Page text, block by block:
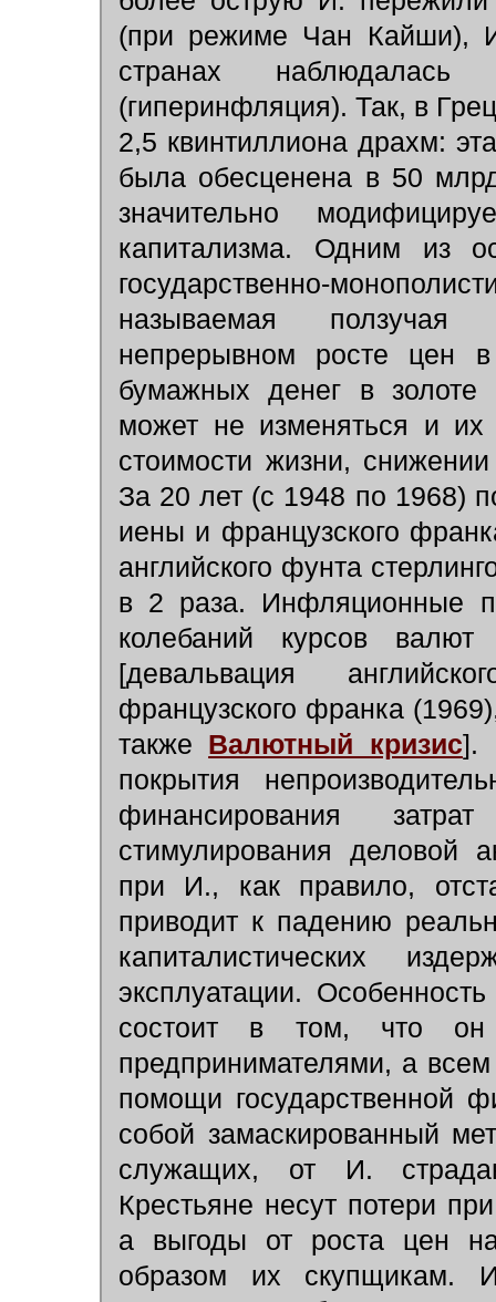
(при режиме Чан Кайши),
странах
(гиперинфляция). Так, в
2,5 квинтиллиона драхм:
была обесценена в 50
значительно
капитализма. Одним из
государственно-
называемая
непрерывном росте цен в
бумажных денег в
может не изменяться и их
стоимости жизни,
За 20 лет (с 1948 по 1968)
иены и французского
английского фунта
в 2 раза. Инфляционные
колебаний курсов валют
[девальвация
французского франка
также Валютный кризис].
покрытия
финансирования
стимулирования деловой
при И., как правило,
приводит к падению
капиталистических
эксплуатации.
состоит в том, что он
предпринимателями, а
помощи государственной
собой замаскированный
служащих, от И.
Крестьяне несут потери
а выгоды от роста цен
образом их скупщикам.